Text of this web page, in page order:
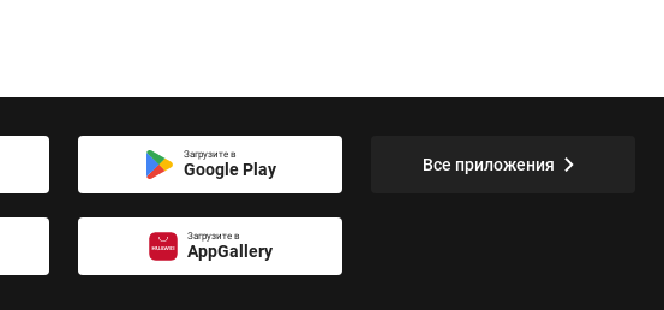
Загрузите в
Google Play
Загрузите в
AppGallery
Все приложения